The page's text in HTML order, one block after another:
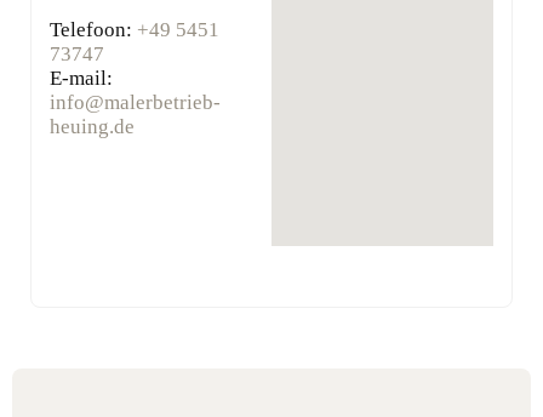
Telefoon: +49 5451
73747
E-mail:
info@malerbetrieb-
heuing.de